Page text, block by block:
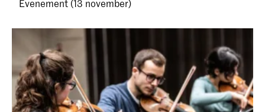
Evenement (13 november)